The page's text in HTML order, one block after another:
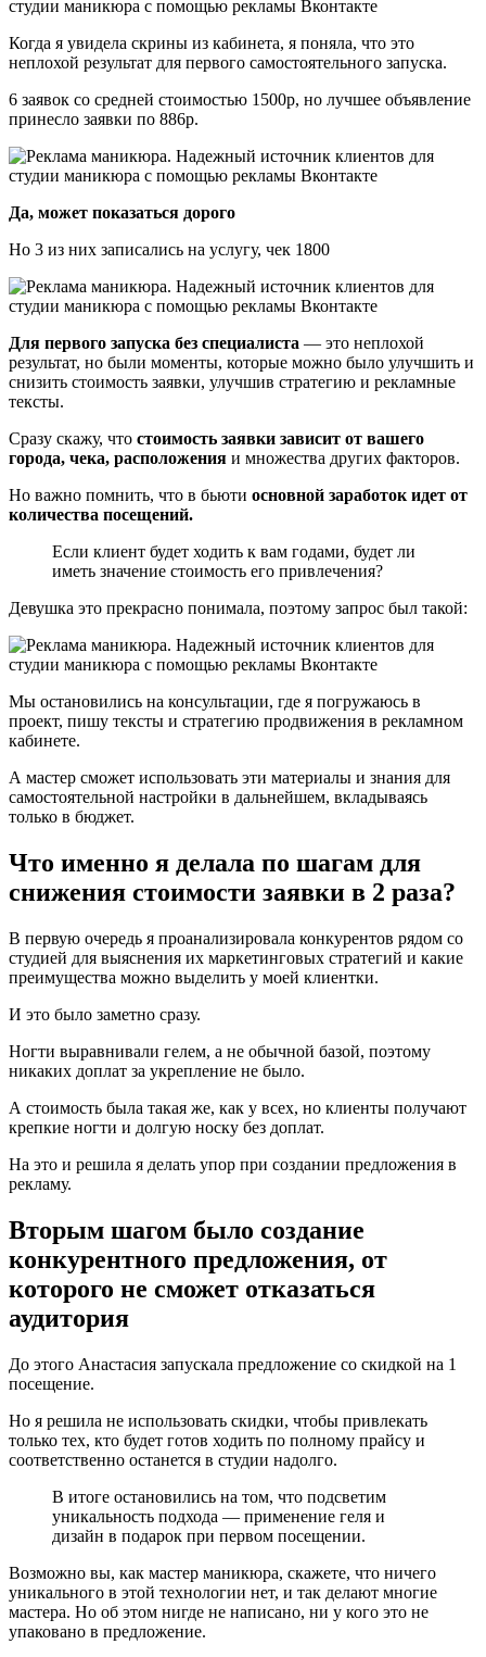
Когда я увидела скрины из кабинета, я поняла, что это
неплохой результат для первого самостоятельного запуска.
6 заявок со средней стоимостью 1500р, но лучшее объявление
принесло заявки по 886р.
Да, может показаться дорого
Но 3 из них записались на услугу, чек 1800
Для первого запуска без специалиста — это неплохой
результат, но были моменты, которые можно было улучшить и
снизить стоимость заявки, улучшив стратегию и рекламные
тексты.
Сразу скажу, что стоимость заявки зависит от вашего
города, чека, расположения и множества других факторов.
Но важно помнить, что в бьюти основной заработок идет от
количества посещений.
Если клиент будет ходить к вам годами, будет ли
иметь значение стоимость его привлечения?
Девушка это прекрасно понимала, поэтому запрос был такой:
Мы остановились на консультации, где я погружаюсь в
проект, пишу тексты и стратегию продвижения в рекламном
кабинете.
А мастер сможет использовать эти материалы и знания для
самостоятельной настройки в дальнейшем, вкладываясь
только в бюджет.
Что именно я делала по шагам для
снижения стоимости заявки в 2 раза?
В первую очередь я проанализировала конкурентов рядом со
студией для выяснения их маркетинговых стратегий и какие
преимущества можно выделить у моей клиентки.
И это было заметно сразу.
Ногти выравнивали гелем, а не обычной базой, поэтому
никаких доплат за укрепление не было.
А стоимость была такая же, как у всех, но клиенты получают
крепкие ногти и долгую носку без доплат.
На это и решила я делать упор при создании предложения в
рекламу.
Вторым шагом было создание
конкурентного предложения, от
которого не сможет отказаться
аудитория
До этого Анастасия запускала предложение со скидкой на 1
посещение.
Но я решила не использовать скидки, чтобы привлекать
только тех, кто будет готов ходить по полному прайсу и
соответственно останется в студии надолго.
В итоге остановились на том, что подсветим
уникальность подхода — применение геля и
дизайн в подарок при первом посещении.
Возможно вы, как мастер маникюра, скажете, что ничего
уникального в этой технологии нет, и так делают многие
мастера. Но об этом нигде не написано, ни у кого это не
упаковано в предложение.